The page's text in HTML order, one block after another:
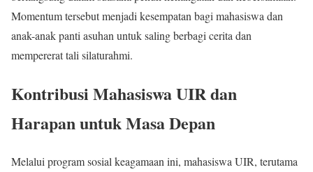
Momentum tersebut menjadi kesempatan bagi mahasiswa dan
anak-anak panti asuhan untuk saling berbagi cerita dan
mempererat tali silaturahmi.
Kontribusi Mahasiswa UIR dan
Harapan untuk Masa Depan
Melalui program sosial keagamaan ini, mahasiswa UIR, terutama